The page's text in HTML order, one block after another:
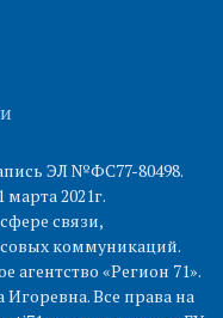
ЭЛ №ФС77-80498.
2021г.
связи,
коммуникаций.
«Регион 71».
Все права на